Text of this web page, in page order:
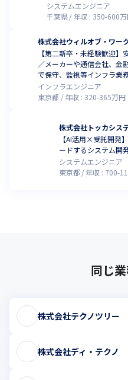
システムエンジニア
千葉県
年収 : 350-600
株式会社ウィルオブ・ワー
【第二新卒・未経験歓迎
／メーカーや通信会社、金
で保守、監視等インフラ業
事例あり
インフラエンジニア
東京都
年収 : 320-365万円
株式会社トッカシス
【AI活用×受託開発
ードするシステム開
システムエンジニア
東京都
年収 : 700-
同じ
株式会社テクノツリー
株式会社ディ・テクノ